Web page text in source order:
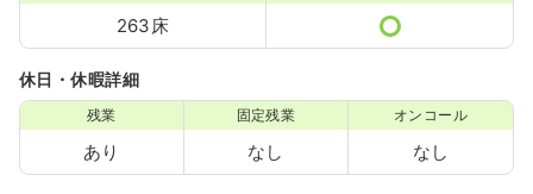
263床
休日・休暇詳細
残業
あり
固定残業
なし
オンコール
なし